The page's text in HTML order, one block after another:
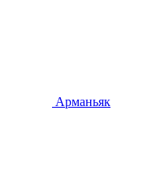
Арманьяк